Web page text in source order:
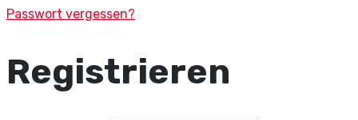
Passwort vergessen?
Registrieren